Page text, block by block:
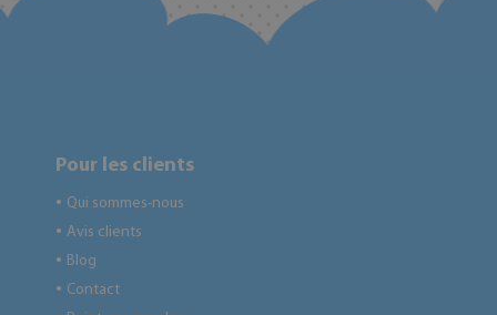
Pour les clients
● Qui sommes-nous
● Avis clients
● Blog
● Contact